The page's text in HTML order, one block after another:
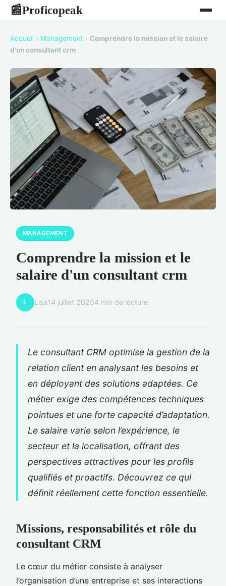
📰Proficopeak
Accueil › Management › Comprendre la mission et le salaire
d'un consultant crm
MANAGEMENT
Comprendre la mission et le
salaire d'un consultant crm
L Lisa14 juillet 20254 min de lecture
Le consultant CRM optimise la gestion de la
relation client en analysant les besoins et
en déployant des solutions adaptées. Ce
métier exige des compétences techniques
pointues et une forte capacité d’adaptation.
Le salaire varie selon l’expérience, le
secteur et la localisation, offrant des
perspectives attractives pour les profils
qualifiés et proactifs. Découvrez ce qui
définit réellement cette fonction essentielle.
Missions, responsabilités et rôle du
consultant CRM
Le cœur du métier consiste à analyser
l’organisation d’une entreprise et ses interactions